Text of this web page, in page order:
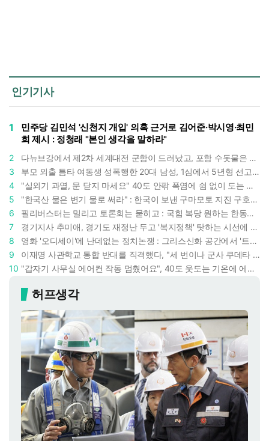
인기기사
1
민주당 김민석 '신천지 개입' 의혹 근거로 김어준·박시영·최민
희 제시 : 정청래 "본인 생각을 말하라"
2
다뉴브강에서 제2차 세계대전 군함이 드러났고, 포항 수돗물은 갑자기 짜졌다 : 폭염·가뭄이 만든 낯선 풍경
3
부모 외출 틈타 여동생 성폭행한 20대 남성, 1심에서 5년형 선고 : 친족 간 '암수범죄'의 심각성
4
"실외기 과열, 문 닫지 마세요" 40도 안팎 폭염에 쉼 없이 도는 에어컨 : 화재 위험 경고등!
5
"한국산 물은 변기 물로 써라" : 한국이 보낸 구마모토 지진 구호품에 한 일본인의 '어처구니 없는' 반응
6
필리버스터는 밀리고 토론회는 묻히고 : 국힘 복당 원하는 한동훈, '검사 정치'의 한계만 드러내나
7
경기지사 추미애, 경기도 재정난 두고 '복지정책' 탓하는 시선에 정면 반박 : "고령자와 아이 인구 급증"
8
영화 '오디세이'에 난데없는 정치논쟁 : 그리스신화 공간에서 '트럼프 전쟁의 참혹함'이 보인다
9
이재명 사관학교 통합 반대를 직격했다, "세 번이나 군사 쿠데타 했는데 압도적 지위"
10
"갑자기 사무실 에어컨 작동 멈췄어요", 40도 웃도는 기온에 에어컨도 숨이 찬다
허프생각